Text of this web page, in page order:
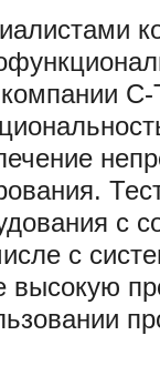
с
с
высокую